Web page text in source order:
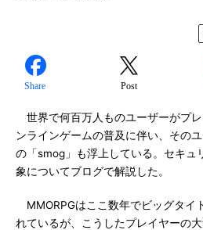
Share Post
世界で何百万人ものユーザーがプ
ンラインゲームの普及に伴い、その
の「smog」も浮上している。セキュ
象についてブログで解説した。
MMORPGはここ数年でビッグタイ
れているが、こうしたプレイヤーの